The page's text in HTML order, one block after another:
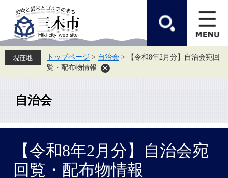
先
頭
を
飛
て
トップページ > 自治会 >
【令和8年2月分】自治会宛回
覧・配布物情報
自治会
【令和8年2月分】自治会宛
回覧・配布物情報